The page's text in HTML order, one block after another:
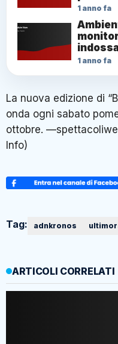
1 anno fa
1 anno fa
La nuova edizione di
onda ogni sabato
ottobre.
Info)
Tag: adnkronos
ARTICOLI CORRELATI